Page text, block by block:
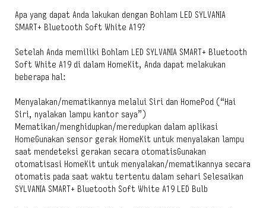
Apa yang dapat Anda lakukan dengan Bohlam LED SYLVANIA
SMART+ Bluetooth Soft White A19?
Setelah Anda memiliki Bohlam LED SYLVANIA SMART+ Bluetooth
Soft White A19 di dalam HomeKit, Anda dapat melakukan
beberapa hal:
Menyalakan/mematikannya melalui Siri dan HomePod (“Hai
Siri, nyalakan lampu kantor saya”)
Mematikan/menghidupkan/meredupkan dalam aplikasi
HomeGunakan sensor gerak HomeKit untuk menyalakan lampu
saat mendeteksi gerakan secara otomatisGunakan
otomatisasi HomeKit untuk menyalakan/mematikannya secara
otomatis pada saat waktu tertentu dalam sehari Selesaikan
SYLVANIA SMART+ Bluetooth Soft White A19 LED Bulb